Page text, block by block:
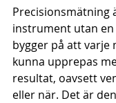
Precisionsmätning
instrument utan
bygger på att varje
kunna upprepas
resultat, oavsett
eller när. Det är